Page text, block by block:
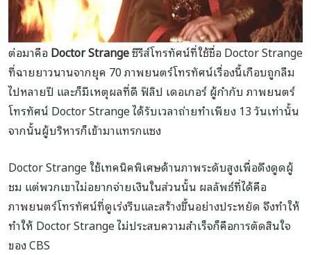
ต่อมาคือDoctor Strangeซีรีส์โทรทัศน์ที่ใช้ชื่อ Doctor Strange
ที่ฉายยาวนานจากยุค 70 ภาพยนตร์โทรทัศน์เรื่องนี้เกือบถูกลืม
ไปหลายปี และก็มีเหตุผลที่ดี ฟิลิป เดอเกอร์ ผู้กำกับ ภาพยนตร์
โทรทัศน์ Doctor Strange ได้รับเวลาถ่ายทำเพียง 13 วันเท่านั้น
จากนั้นผู้บริหารก็เข้ามาแทรกแซง
Doctor Strange ใช้เทคนิคพิเศษด้านภาพระดับสูงเพื่อดึงดูดผู้
ชม แต่พวกเขาไม่อยากจ่ายเงินในส่วนนั้น ผลลัพธ์ที่ได้คือ
ภาพยนตร์โทรทัศน์ที่ดูเร่งรีบและสร้างขึ้นอย่างประหยัด จึงทำให้
ทำให้ Doctor Strange ไม่ประสบความสำเร็จก็คือการตัดสินใจ
ของ CBS